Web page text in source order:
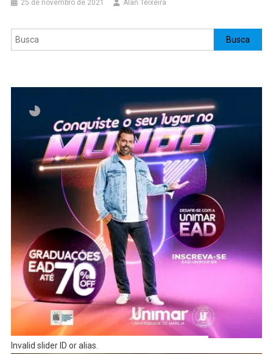
25 de novembro de 2021 Alan Teixeira
Pesquisar Busca
Invalid slider ID or alias.